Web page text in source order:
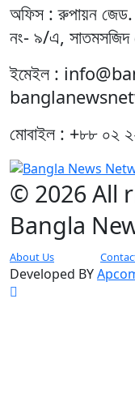
অফিস : রুপায়ন
নং- ৯/এ, সাতমসজিদ
ইমেইল :
মোবাইল : +৮৮ ০২
© 2026 All
Bangla
About Us
Developed BY